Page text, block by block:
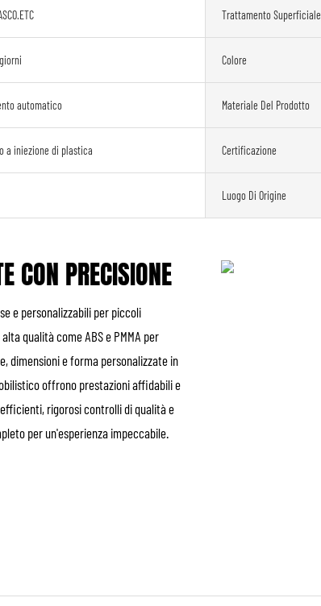
Trattamento Superficiale
Colore
automatico Materiale Del Prodotto
a iniezione di plastica Certificazione
Luogo Di Origine
CON PRECISIONE
e personalizzabili per piccoli
qualità come ABS e PMMA per
dimensioni e forma personalizzate in
offrono prestazioni affidabili e
rigorosi controlli di qualità e
per un'esperienza impeccabile.